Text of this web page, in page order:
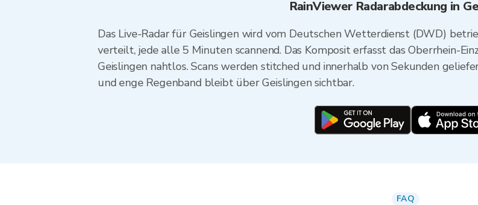
RainViewer Radarabdeckung in
Das Live-Radar für Geislingen wird vom Deutschen Wetterdienst (DWD)
verteilt, jede alle 5 Minuten scannend. Das Komposit erfasst das Oberrhein-
Geislingen nahtlos. Scans werden stitched und innerhalb von Sekunden
und enge Regenband bleibt über Geislingen sichtbar.
FAQ